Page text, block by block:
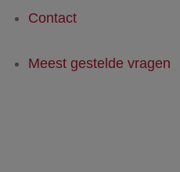
Contact
Meest gestelde vragen